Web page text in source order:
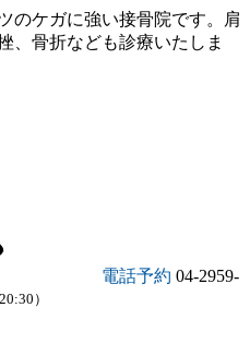
のケガに強い接骨院です。肩
、骨折なども診療いたしま
電話予約 04-2959-
）